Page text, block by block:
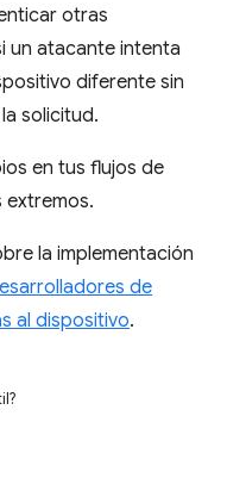
otras
un atacante intenta
diferente sin
solicitud.
en tus flujos de
la implementación
de
al dispositivo.